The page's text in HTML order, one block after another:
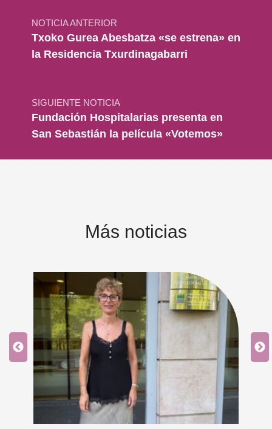
NOTICIA ANTERIOR
Txoko Gurea Abesbatza «se estrena» en
la Residencia Txurdinagabarri
SIGUIENTE NOTICIA
Fundación Hospitalarias presenta en
San Sebastián la película «Votemos»
Más noticias